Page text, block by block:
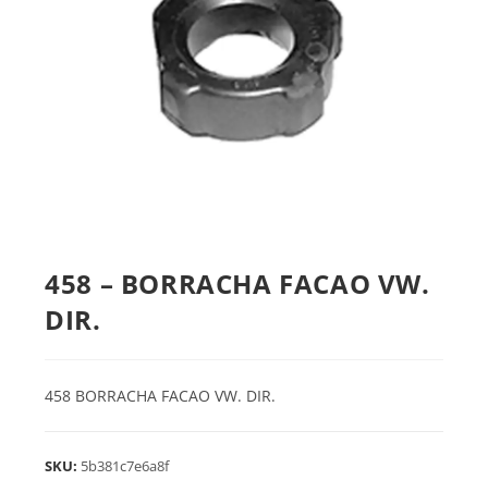
458 – BORRACHA FACAO VW.
DIR.
458 BORRACHA FACAO VW. DIR.
SKU: 5b381c7e6a8f